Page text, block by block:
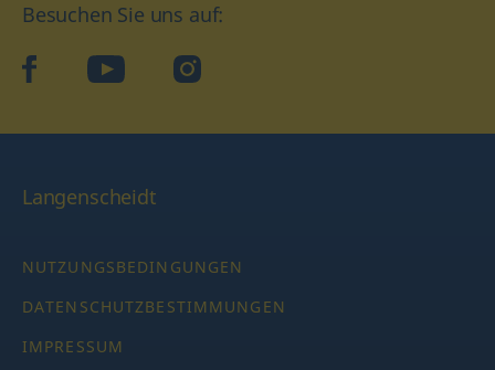
Besuchen Sie uns auf:
facebookYouTube Instagram
Langenscheidt
NUTZUNGSBEDINGUNGEN
DATENSCHUTZBESTIMMUNGEN
IMPRESSUM